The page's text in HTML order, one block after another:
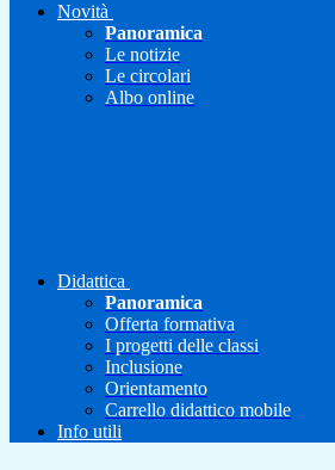
Novità
Panoramica
Le notizie
Le circolari
Albo online
Didattica
Panoramica
Offerta formativa
I progetti delle classi
Inclusione
Orientamento
Carrello didattico mobile
Info utili